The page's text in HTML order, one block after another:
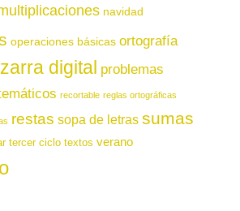
navidad
operaciones básicas ortografía
digital problemas
recortable reglas ortográficas
restas sopa de letras sumas
tercer ciclo textos verano